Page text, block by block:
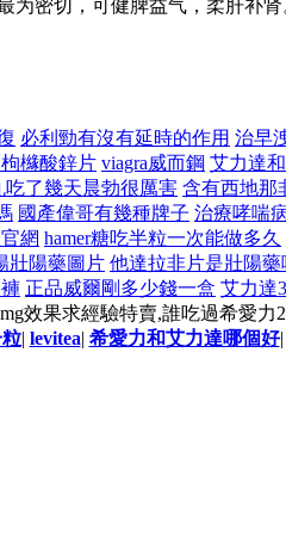
为密切，可健脾益气，柔肝补肾
必利勁有沒有延時的作用 治早
櫞酸鋅片 viagra威而鋼 艾力達
吃了幾天晨勃很厲害 含有西地那
國產偉哥有幾種牌子 治療哮喘
網 hamer糖吃半粒一次能做多久
壯陽藥圖片 他達拉非片是壯陽藥
正品威爾剛多少錢一盒 艾力達
效果求經驗特賣,誰吃過希愛力
| levitea| 希愛力和艾力達哪個好|